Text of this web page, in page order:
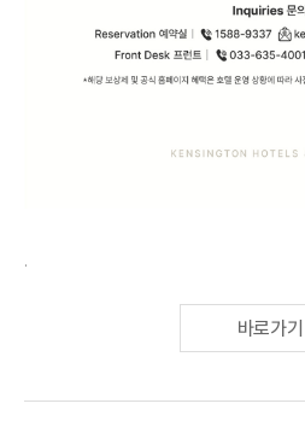
.
바로가기